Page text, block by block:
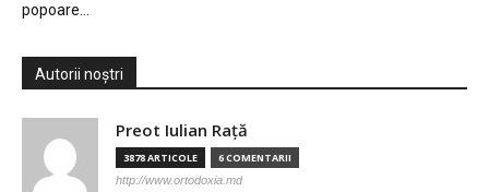
popoare…
Autorii noștri
Preot Iulian Raţă
3878 ARTICOLE 6 COMENTARII
http://www.ortodoxia.md